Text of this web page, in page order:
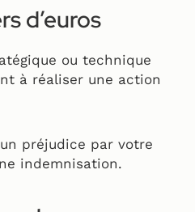
d’euros
ou technique
à réaliser une action
préjudice par votre
indemnisation.